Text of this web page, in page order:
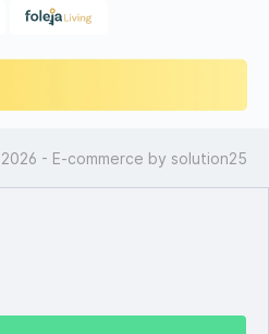
- E-commerce by solution25